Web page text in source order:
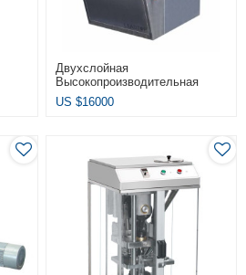
Двухслойная
Высокопроизводительная
Ротационная Таблеточная
Машина ZP-31D
US $16000